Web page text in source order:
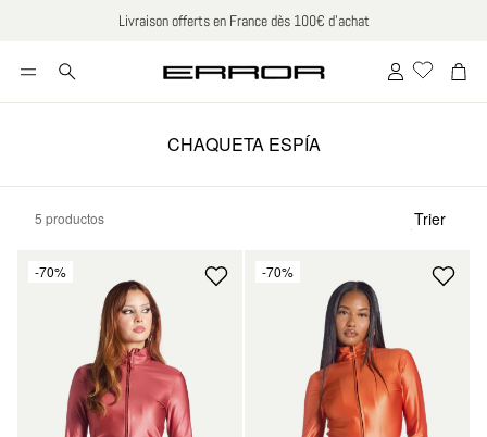
Livraison offerts en France dès 100€ d’achat
Buscar Cuenta
CHAQUETA ESPÍA
5 productos Trier
Ordenar
-70% -70%